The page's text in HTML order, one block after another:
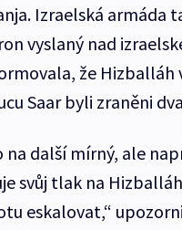
Izraelská armáda
vyslaný nad
že
Saar byli zraněni
na další mírný, ale
svůj tlak na
eskalovat,“